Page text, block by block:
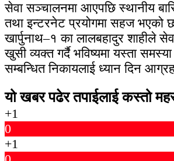
सेवा सञ्चालनमा आएपछि स्थानीय
तथा इन्टरनेट प्रयोगमा सहज भएको
खार्पुनाथ–१ का लालबहादुर शाहीले
खुसी व्यक्त गर्दै भविष्यमा यस्ता समस्या
सम्बन्धित निकायलाई ध्यान दिन
यो खबर पढेर तपाईलाई कस्तो
+1
0
+1